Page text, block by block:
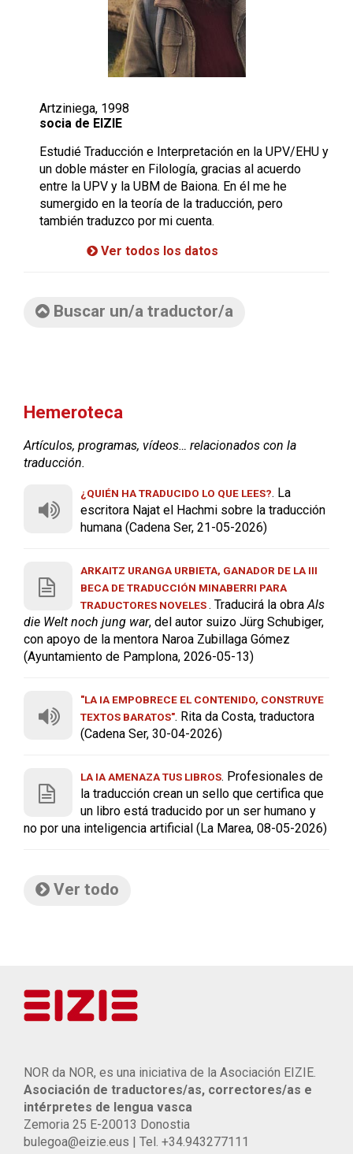
Artziniega, 1998
socia de EIZIE
Estudié Traducción e Interpretación en la UPV/EHU y
un doble máster en Filología, gracias al acuerdo
entre la UPV y la UBM de Baiona. En él me he
sumergido en la teoría de la traducción, pero
también traduzco por mi cuenta.
Ver todos los datos
Buscar un/a traductor/a
Hemeroteca
Artículos, programas, vídeos… relacionados con la
traducción.
¿QUIÉN HA TRADUCIDO LO QUE LEES?. La
escritora Najat el Hachmi sobre la traducción
humana (Cadena Ser, 21-05-2026)
ARKAITZ URANGA URBIETA, GANADOR DE LA III
BECA DE TRADUCCIÓN MINABERRI PARA
TRADUCTORES NOVELES. Traducirá la obraAls
die Welt noch jung war, del autor suizo Jürg Schubiger,
con apoyo de la mentora Naroa Zubillaga Gómez
(Ayuntamiento de Pamplona, 2026-05-13)
"LA IA EMPOBRECE EL CONTENIDO, CONSTRUYE
TEXTOS BARATOS". Rita da Costa, traductora
(Cadena Ser, 30-04-2026)
LA IA AMENAZA TUS LIBROS. Profesionales de
la traducción crean un sello que certifica que
un libro está traducido por un ser humano y
no por una inteligencia artificial (La Marea, 08-05-2026)
Ver todo
NOR da NOR, es una iniciativa de la Asociación EIZIE.
Asociación de traductores/as, correctores/as e
intérpretes de lengua vasca
Zemoria 25 E-20013 Donostia
bulegoa@eizie.eus | Tel. +34.943277111